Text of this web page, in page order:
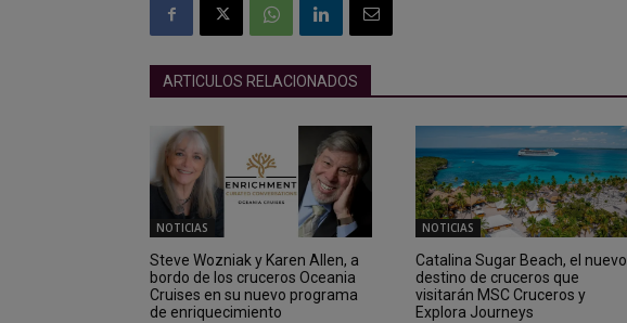
ARTICULOS RELACIONADOS
NOTICIAS
Steve Wozniak y Karen Allen, a
bordo de los cruceros Oceania
Cruises en su nuevo programa
de enriquecimiento
NOTICIAS
Catalina Sugar Beach, el nuevo
destino de cruceros que
visitarán MSC Cruceros y
Explora Journeys